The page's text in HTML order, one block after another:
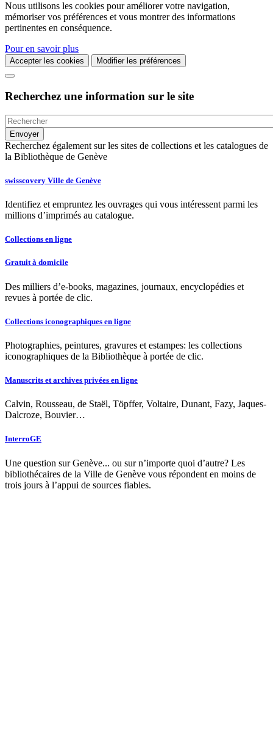
Nous utilisons les cookies pour améliorer votre navigation,
mémoriser vos préférences et vous montrer des informations
pertinentes en conséquence.
Pour en savoir plus
Accepter les cookies Modifier les préférences
Recherchez une information sur le site
Recherchez également sur les sites de collections et les catalogues de
la Bibliothèque de Genève
swisscovery Ville de Genève
Identifiez et empruntez les ouvrages qui vous intéressent parmi les
millions d’imprimés au catalogue.
Collections en ligne
Gratuit à domicile
Des milliers d’e-books, magazines, journaux, encyclopédies et
revues à portée de clic.
Collections iconographiques en ligne
Photographies, peintures, gravures et estampes: les collections
iconographiques de la Bibliothèque à portée de clic.
Manuscrits et archives privées en ligne
Calvin, Rousseau, de Staël, Töpffer, Voltaire, Dunant, Fazy, Jaques-
Dalcroze, Bouvier…
InterroGE
Une question sur Genève... ou sur n’importe quoi d’autre? Les
bibliothécaires de la Ville de Genève vous répondent en moins de
trois jours à l’appui de sources fiables.